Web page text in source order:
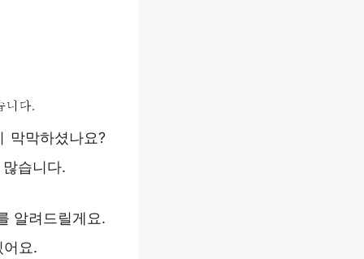
막막하셨나요?
습니다.
알려드릴게요.
요.